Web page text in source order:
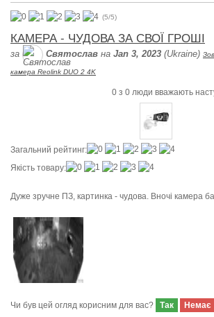
(5/5)
КАМЕРА - ЧУДОВА ЗА СВОЇ ГРОШІ
за Святослав на Jan 3, 2023 (Ukraine)
камера Reolink DUO 2 4K
0 з 0 люди вважають
Загальний рейтинг:
Якість товару:
Дуже зручне ПЗ, картинка - чудова. Вночі камера
Чи був цей огляд корисним для вас? Так Немає